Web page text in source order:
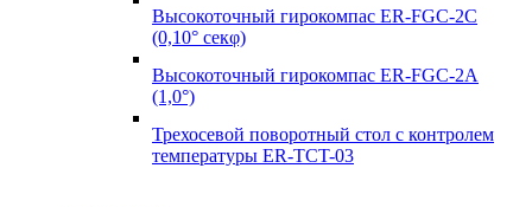
Высокоточный гирокомпас ER-FGC-2C
(0,10° секφ)
Высокоточный гирокомпас ER-FGC-2A
(1,0°)
Трехосевой поворотный стол с контролем
температуры ER-TCT-03